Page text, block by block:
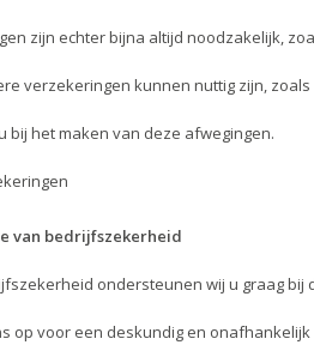
zijn echter bijna altijd noodzakelijk,
verzekeringen kunnen nuttig zijn,
bij het maken van deze afwegingen.
van bedrijfszekerheid
ondersteunen wij u graag
op voor een deskundig en